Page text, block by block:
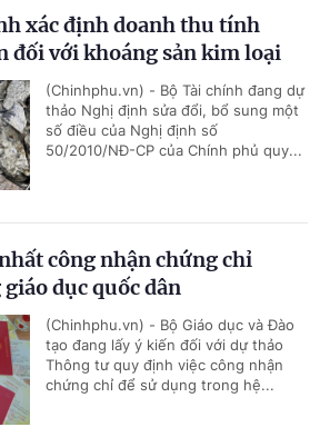
xác định doanh thu tính
đối với khoáng sản kim loại
(Chinhphu.vn) - Bộ Tài chính đang dự
thảo Nghị định sửa đổi, bổ sung một
số điều của Nghị định số
50/2010/NĐ-CP của Chính phủ quy...
công nhận chứng chỉ
dục quốc dân
(Chinhphu.vn) - Bộ Giáo dục và Đào
tạo đang lấy ý kiến đối với dự thảo
Thông tư quy định việc công nhận
chứng chỉ để sử dụng trong hệ...